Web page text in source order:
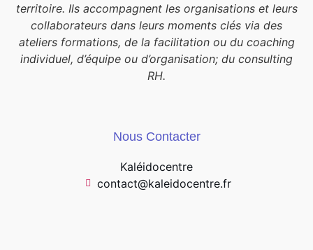
territoire. Ils accompagnent les organisations et leurs
collaborateurs dans leurs moments clés via des
ateliers formations, de la facilitation ou du coaching
individuel, d’équipe ou d’organisation; du consulting
RH.
Nous Contacter
Kaléidocentre
contact@kaleidocentre.fr